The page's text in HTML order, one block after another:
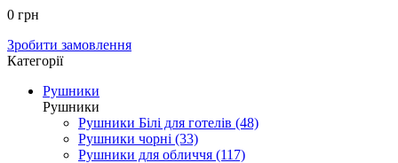
0 грн
Зробити замовлення
Категорії
Рушники
Рушники
Рушники Білі для готелів (48)
Рушники чорні (33)
Рушники для обличчя (117)